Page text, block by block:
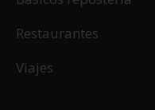
Restaurantes
Viajes